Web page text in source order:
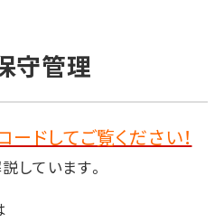
守管理
ドしてご覧ください！
しています。